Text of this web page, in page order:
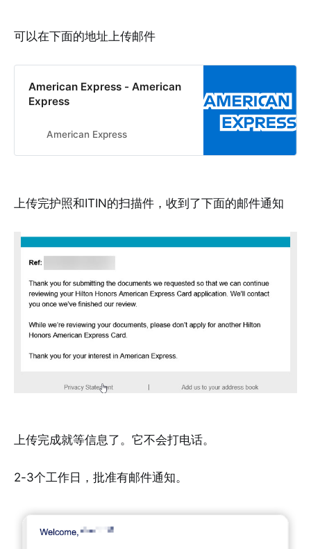
可以在下面的地址上传邮件
American Express - American
Express
American Express
上传完护照和ITIN的扫描件，收到了下面的邮件通知
上传完成就等信息了。它不会打电话。
2-3个工作日，批准有邮件通知。